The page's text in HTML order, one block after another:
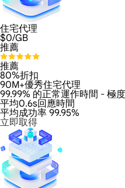
住宅代理
$0/GB
推薦
推薦
80%折扣
90M+優秀住宅代理
99.99% 的正常運作時間 - 極
平均0.6s回應時間
平均成功率 99.95%
立即取得